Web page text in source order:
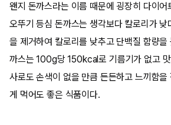
왠지 돈까스라는 이름 때문에 굉장히 다이
오뚜기 등심 돈까스는 생각보다 칼로리가
을 제거하여 칼로리를 낮추고 단백질 함량을
까스는 100g당 150kcal로 기름기가 없고
사로도 손색이 없을 만큼 든든하고 느끼함
게 먹어도 좋은 식품이다.